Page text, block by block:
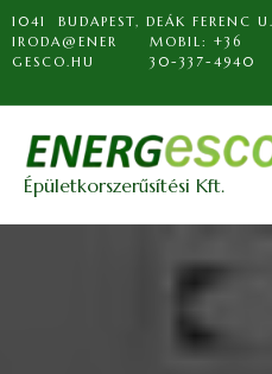
1041 BUDAPEST, DEÁK FERENC
IRODA@ENER
GESCO.HU
MOBIL: +36
30-337-4940
Épületkorszerűsítési Kft.